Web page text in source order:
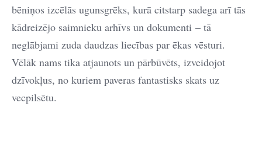
bēniņos izcēlās ugunsgrēks, kurā citstarp sadega arī tās
kādreizējo saimnieku arhīvs un dokumenti – tā
neglābjami zuda daudzas liecības par ēkas vēsturi.
Vēlāk nams tika atjaunots un pārbūvēts, izveidojot
dzīvokļus, no kuriem paveras fantastisks skats uz
vecpilsētu.